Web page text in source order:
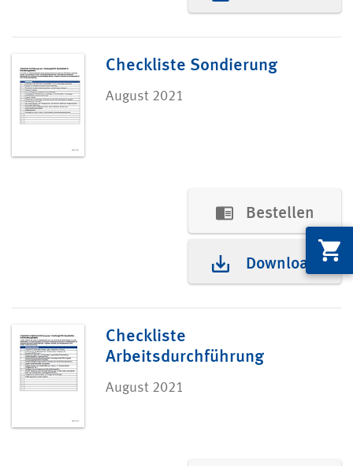
Checkliste Sondierung
August 2021
Bestellen
Download
Checkliste
Arbeitsdurchführung
August 2021